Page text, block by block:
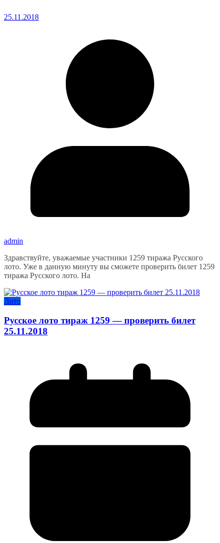
25.11.2018
admin
Здравствуйте, уважаемые участники 1259 тиража Русского
лото. Уже в данную минуту вы сможете проверить билет 1259
тиража Русского лото. На
Лото
Русское лото тираж 1259 — проверить билет
25.11.2018